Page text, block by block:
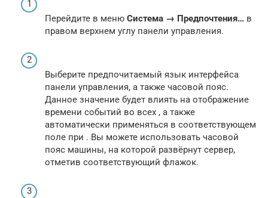
Перейдите в меню Система → Предпочтения… в
правом верхнем углу панели управления.
Выберите предпочитаемый язык интерфейса
панели управления, а также часовой пояс.
Данное значение будет влиять на отображение
времени событий во всех , а также
автоматически применяться в соответствующем
поле при . Вы можете использовать часовой
пояс машины, на которой развёрнут сервер,
отметив соответствующий флажок.